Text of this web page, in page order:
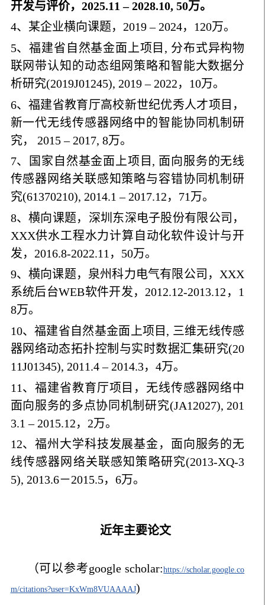
开发与评价， 2025.11 – 2028.10, 50万。
4、某企业横向课题，2019 – 2024，120万。
5、福建省自然基金面上项目, 分布式异构物
联网带认知的动态组网策略和智能大数据分
析研究(2019J01245), 2019 – 2022，10万。
6、福建省教育厅高校新世纪优秀人才项目，
新一代无线传感器网络中的智能协同机制研
究， 2015 – 2017, 8万。
7、国家自然基金面上项目, 面向服务的无线
传感器网络关联感知策略与容错协同机制研
究(61370210), 2014.1 – 2017.12，71万。
8、横向课题，深圳东深电子股份有限公司，
XXX供水工程水力计算自动化软件设计与开
发，2016.8-2022.11，50万。
9、横向课题，泉州科力电气有限公司，XXX
系统后台WEB软件开发，2012.12-2013.12，1
8万。
10、福建省自然基金面上项目, 三维无线传感
器网络动态拓扑控制与实时数据汇集研究(20
11J01345), 2011.4 – 2014.3，4万。
11、福建省教育厅项目，无线传感器网络中
面向服务的多点协同机制研究(JA12027), 201
3.1 – 2015.12，2万。
12、福州大学科技发展基金，面向服务的无
线传感器网络关联感知策略研究(2013-XQ-3
5), 2013.6－2015.5，6万。
近年主要论文
（可以参考google scholar:https://scholar.google.co
m/citations?user=KxWm8VUAAAAJ)